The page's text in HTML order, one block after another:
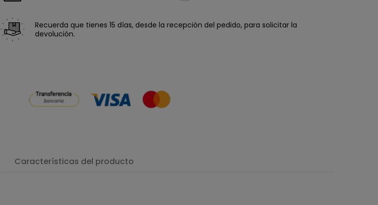
Recuerda que tienes 15 días, desde la recepción del pedido, para solicitar la
devolución.
Características del producto